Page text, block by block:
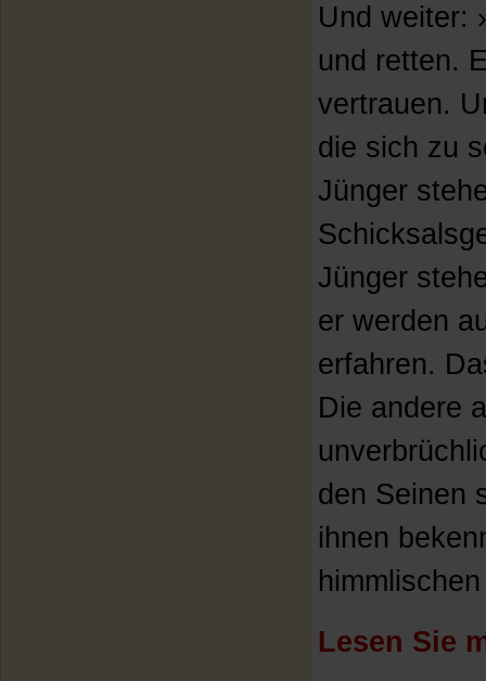
Und weiter:
und retten.
vertrauen.
die sich zu
Jünger
Jünger
er werden
erfahren.
Die andere
den Seinen
ihnen
Lesen Sie